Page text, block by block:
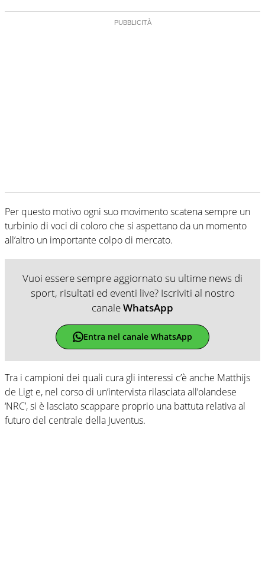
Per questo motivo ogni suo movimento scatena sempre un
turbinio di voci di coloro che si aspettano da un momento
all’altro un importante colpo di mercato.
Vuoi essere sempre aggiornato su ultime news di
sport, risultati ed eventi live? Iscriviti al nostro
canaleWhatsApp
Entra nel canale WhatsApp
Tra i campioni dei quali cura gli interessi c’è anche Matthijs
de Ligt e, nel corso di un’intervista rilasciata all’olandese
‘NRC’, si è lasciato scappare proprio una battuta relativa al
futuro del centrale della Juventus.